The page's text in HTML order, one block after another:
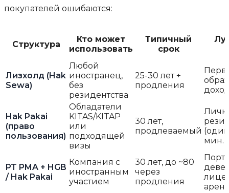
покупателей ошибаются:
Структура
Кто может
использовать
Типичный
срок
Лизхолд (Hak
Sewa)
Любой
иностранец,
без
резидентства
25-30 лет +
продления
Hak Pakai
(право
пользования)
Обладатели
KITAS/KITAP
или
подходящей
визы
30 лет,
продлеваемый
мин.
PT PMA + HGB
/ Hak Pakai
Компания с
иностранным
участием
30 лет, до ~80
через
продления